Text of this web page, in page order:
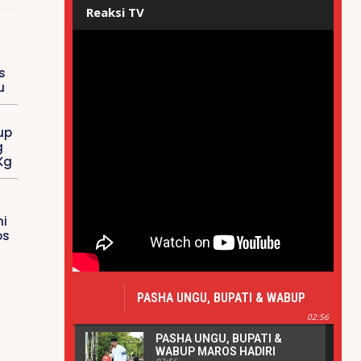
Reaksi TV
PASHA UNGU, BUPATI & WABUP
MAROS HADIRI PERESMIAN ALUN-
ALUN BANK SULSELBAR MAROS |
REAKSIPRESS.COM
02:56
PASHA UNGU, BUPATI &
WABUP MAROS HADIRI